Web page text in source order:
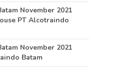
November 2021
PT Alcotraindo
November 2021
Batam